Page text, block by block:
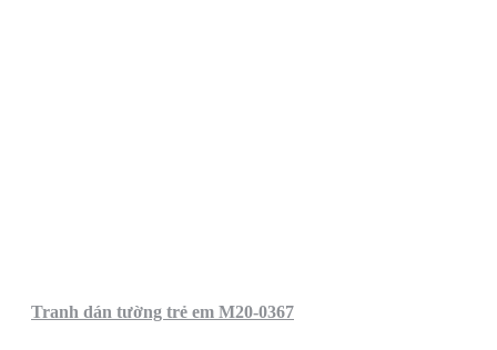
Tranh dán tường trẻ em M20-0367